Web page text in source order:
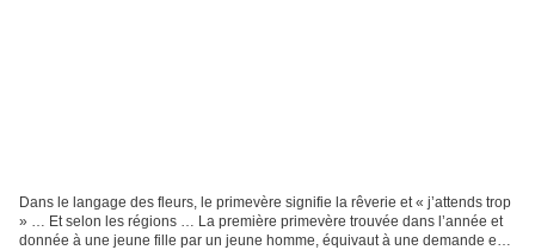
Dans le langage des fleurs, le primevère signifie la rêverie et « j’attends trop
» … Et selon les régions … La première primevère trouvée dans l’année et
donnée à une jeune fille par un jeune homme, équivaut à une demande en